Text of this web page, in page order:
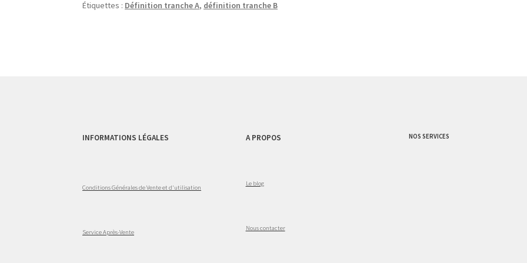
Étiquettes : Définition tranche A, définition tranche B
INFORMATIONS LÉGALES
Conditions Générales de Vente et d'utilisation
Service Après-Vente
A PROPOS
Le blog
Nous contacter
NOS SERVICES